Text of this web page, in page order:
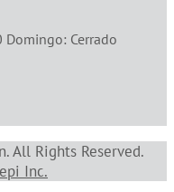
Domingo: Cerrado
All Rights Reserved.
Inc.